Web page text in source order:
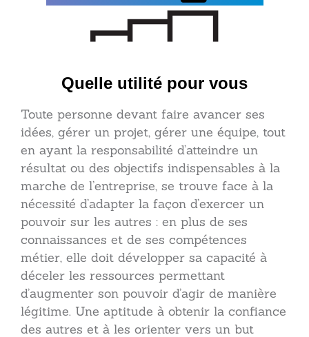
Quelle utilité pour vous
Toute personne devant faire avancer ses
idées, gérer un projet, gérer une équipe, tout
en ayant la responsabilité d’atteindre un
résultat ou des objectifs indispensables à la
marche de l’entreprise, se trouve face à la
nécessité d’adapter la façon d’exercer un
pouvoir sur les autres : en plus de ses
connaissances et de ses compétences
métier, elle doit développer sa capacité à
déceler les ressources permettant
d’augmenter son pouvoir d’agir de manière
légitime. Une aptitude à obtenir la confiance
des autres et à les orienter vers un but